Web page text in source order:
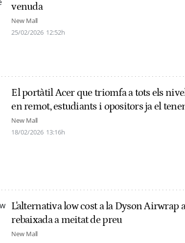
venuda
New Mall
25/02/2026 12:52h
El portàtil Acer que triomfa a tots els
en remot, estudiants i opositors ja el
New Mall
18/02/2026 13:16h
L'alternativa low cost a la Dyson Airwrap
rebaixada a meitat de preu
New Mall